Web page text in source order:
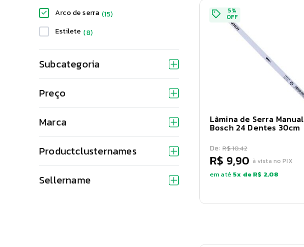
Arco de serra (15)
Estilete (8)
Subcategoria
Preço
Marca
Productclusternames
Sellername
Lâmina de Serra Manual
Bosch 24 Dentes 30cm
De: R$ 10,42
R$ 9,90 à vista no PIX
em até 5x de R$ 2,08
5%
OFF